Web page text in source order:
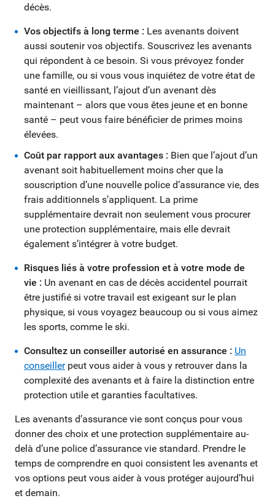
décès.
Vos objectifs à long terme : Les avenants doivent
aussi soutenir vos objectifs. Souscrivez les avenants
qui répondent à ce besoin. Si vous prévoyez fonder
une famille, ou si vous vous inquiétez de votre état de
santé en vieillissant, l’ajout d’un avenant dès
maintenant – alors que vous êtes jeune et en bonne
santé – peut vous faire bénéficier de primes moins
élevées.
Coût par rapport aux avantages : Bien que l’ajout d’un
avenant soit habituellement moins cher que la
souscription d’une nouvelle police d’assurance vie, des
frais additionnels s’appliquent. La prime
supplémentaire devrait non seulement vous procurer
une protection supplémentaire, mais elle devrait
également s’intégrer à votre budget.
Risques liés à votre profession et à votre mode de
vie : Un avenant en cas de décès accidentel pourrait
être justifié si votre travail est exigeant sur le plan
physique, si vous voyagez beaucoup ou si vous aimez
les sports, comme le ski.
Consultez un conseiller autorisé en assurance : Un
conseillerpeut vous aider à vous y retrouver dans la
complexité des avenants et à faire la distinction entre
protection utile et garanties facultatives.
Les avenants d’assurance vie sont conçus pour vous
donner des choix et une protection supplémentaire au-
delà d’une police d’assurance vie standard. Prendre le
temps de comprendre en quoi consistent les avenants et
vos options peut vous aider à vous protéger aujourd’hui
et demain.